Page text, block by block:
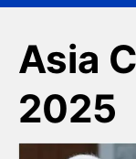
Asia
2025